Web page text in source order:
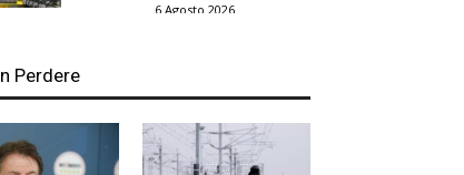
6 Agosto 2026
Perdere